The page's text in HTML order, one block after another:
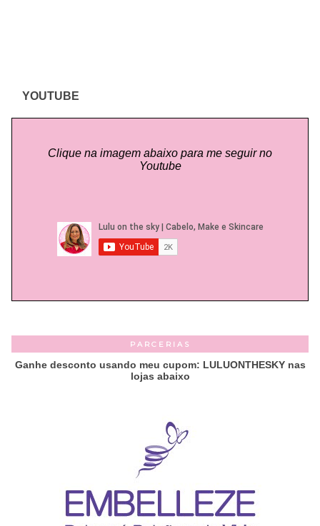
YOUTUBE
Clique na imagem abaixo para me seguir no
Youtube
PARCERIAS
Ganhe desconto usando meu cupom: LULUONTHESKY nas
lojas abaixo